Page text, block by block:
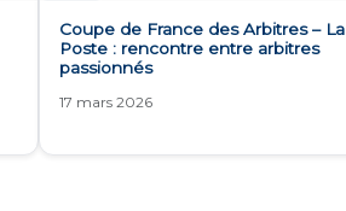
Coupe de France des Arbitres – La
Poste : rencontre entre arbitres
passionnés
17 mars 2026